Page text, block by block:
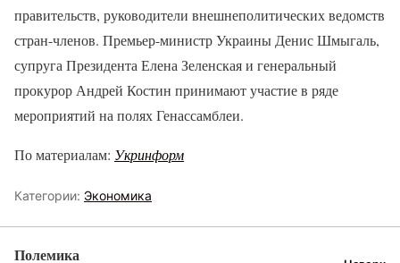
правительств, руководители внешнеполитических ведомств
стран-членов. Премьер-министр Украины Денис Шмыгаль,
супруга Президента Елена Зеленская и генеральный
прокурор Андрей Костин принимают участие в ряде
мероприятий на полях Генассамблеи.
По материалам: Укринформ
Категории: Экономика
Полемика